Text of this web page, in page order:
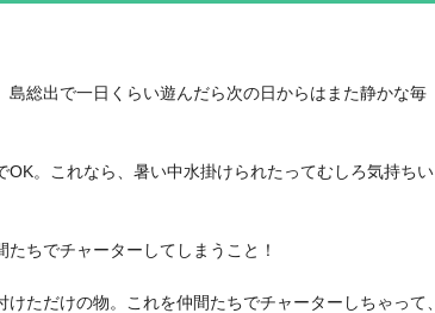
総出で一日くらい遊んだら次の日からはまた静かな毎
。これなら、暑い中水掛けられたってむしろ気持ちい
ちでチャーターしてしまうこと！
ただけの物。これを仲間たちでチャーターしちゃって、